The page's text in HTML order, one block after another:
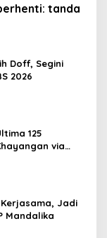
tanda
Doff, Segini
2026
125
via
Jadi
Mandalika